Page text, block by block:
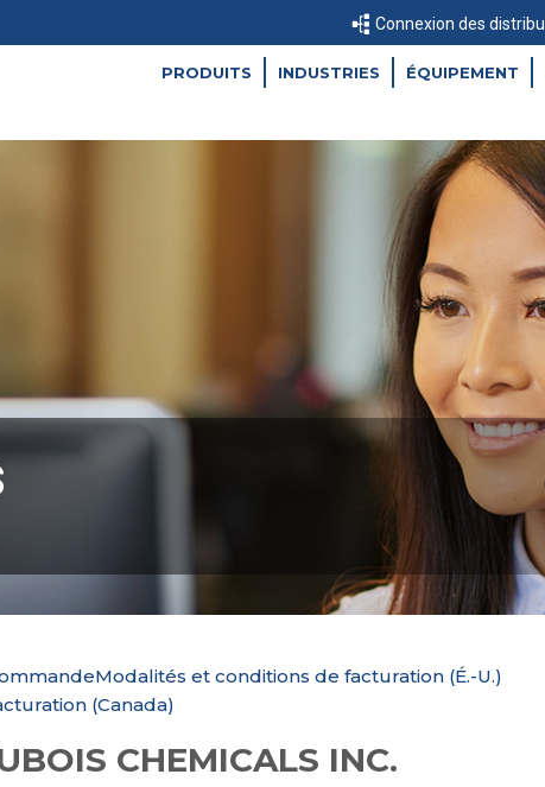
Connexion des
PRODUITS INDUSTRIES ÉQUIPEMENT
Modalités et conditions de facturation (É.-U.)
(Canada)
CHEMICALS INC.